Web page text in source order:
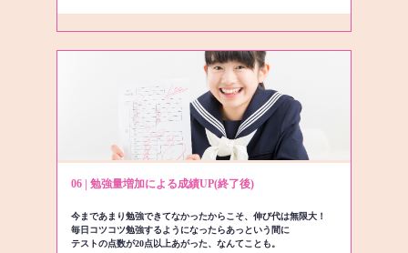
06 | 勉強量増加による成績UP(終了後)
今まであまり勉強できてなかったからこそ、伸び代は無限大！
毎日コツコツ勉強するようになったらあっという間に
テストの点数が20点以上あがった、なんてことも。